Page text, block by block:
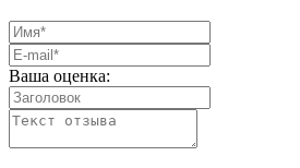
Ваша оценка: